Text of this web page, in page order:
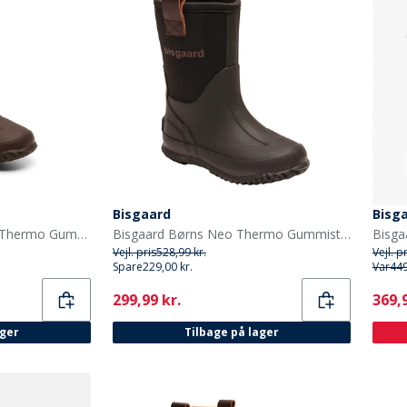
Bisgaard Børnenes Neo Thermo Gummistøvler Blå
Bisgaard
Bisgaard Børns Neo Thermo Gummistøvler Sort
Vejl. pris528,99 kr.
Spare229,00 kr.
Current
299,99 kr.
Tilbage på lager
Vejl.
Var